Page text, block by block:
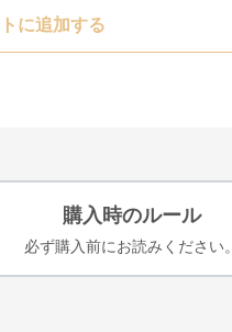
に追加する
購入時のルール
必ず購入前にお読みください。